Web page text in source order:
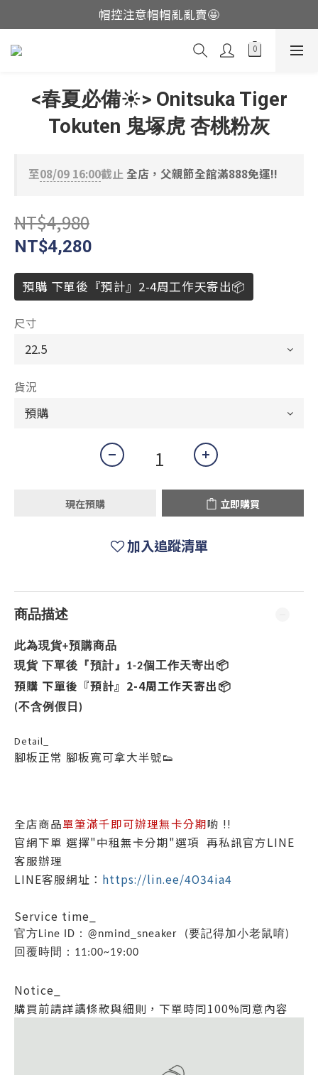
這裡現貨不用等👟
帽控注意帽帽亂亂賣🤩
這裡現貨不用等👟
<春夏必備☀️> Onitsuka Tiger
Tokuten 鬼塚虎 杏桃粉灰
至08/09 16:00截止 全店，父親節全館滿888免運!!
NT$4,980
NT$4,280
預購 下單後『預計』2-4周工作天寄出📦
尺寸
貨況
現在預購 立即購買
加入追蹤清單
商品描述
此為現貨+預購商品
現貨 下單後『預計』1-2個工作天寄出📦
預購 下單後『預計』2-4周工作天寄出📦
(不含例假日)
Detail_
腳板正常 腳板寬可拿大半號👟
全店商品單筆滿千即可辦理無卡分期喲 !!
官網下單 選擇"中租無卡分期"選項 再私訊官方LINE
客服辦理
LINE客服網址： https://lin.ee/4O34ia4
Service time_
官方Line ID：@nmind_sneaker (要記得加小老鼠唷)
回覆時間：11:00~19:00
Notice_
購買前請詳讀條款與細則，下單時同100%同意內容